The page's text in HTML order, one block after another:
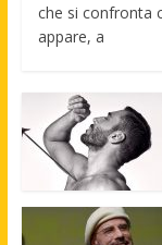
che si confronta
appare, a